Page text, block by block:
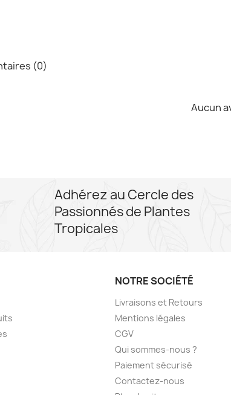
(0)
Aucun
Adhérez au Cercle des
Passionnés de Plantes
Tropicales
NOTRE SOCIÉTÉ
Livraisons et Retours
Mentions légales
CGV
Qui sommes-nous ?
Paiement sécurisé
Contactez-nous